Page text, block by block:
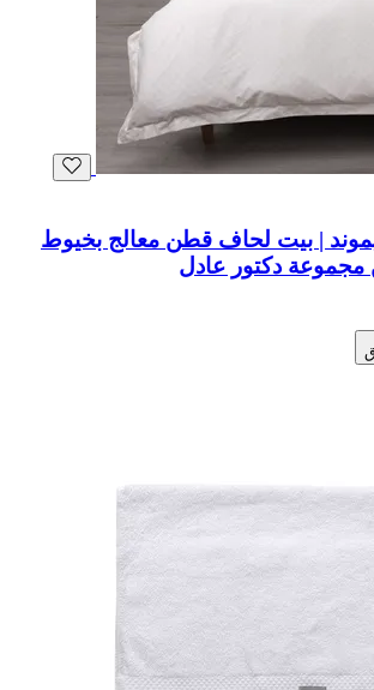
| بيت لحاف قطن معالج بخيوط